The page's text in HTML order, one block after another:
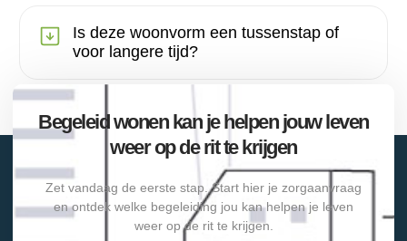
Is deze woonvorm een tussenstap of
voor langere tijd?
Begeleid wonen kan je helpen jouw leven
weer op de rit te krijgen
Zet vandaag de eerste stap. Start hier je zorgaanvraag
en ontdek welke begeleiding jou kan helpen je leven
weer op de rit te krijgen.